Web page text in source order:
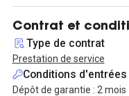
La gestion de votre
domicilier votre société
équipé d'un poste
possible de transférer les
Le loyer inclut aussi un
/ mois)
Contrat et
Type de contrat
Prestation de service
Conditions d'entrées
Dépôt de garantie : 2 mois